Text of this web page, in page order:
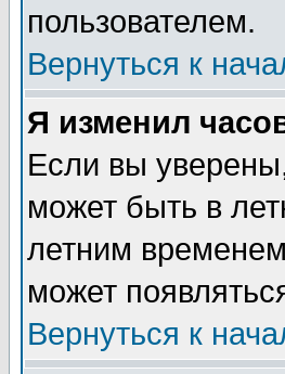
пользователем.
Вернуться к
Я изменил
Если вы
может быть в
летним
может
Вернуться к